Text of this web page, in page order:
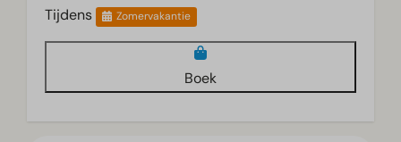
Tijdens
Zomervakantie
Boek